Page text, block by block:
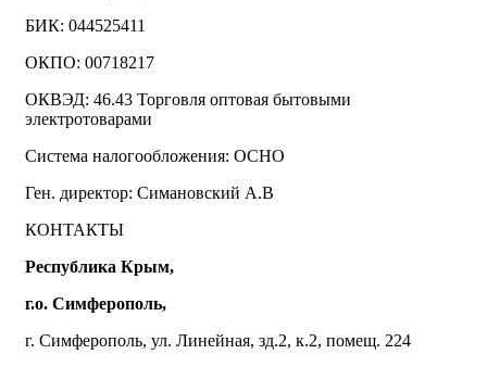
БИК: 044525411
ОКПО: 00718217
ОКВЭД: 46.43 Торговля оптовая бытовыми
электротоварами
Система налогообложения: ОСНО
Ген. директор: Симановский А.В
КОНТАКТЫ
Республика Крым,
г.о. Симферополь,
г. Симферополь, ул. Линейная, зд.2, к.2, помещ. 224